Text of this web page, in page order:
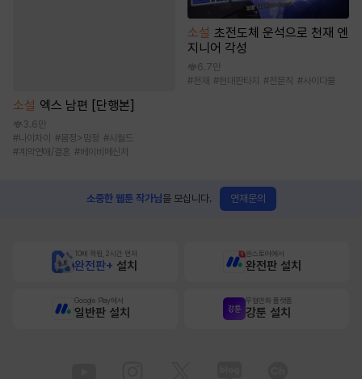
소설 엑스 남편 [단행본]
3.6만
#나이차이 #몸정>맘정 #시월드
# 계약연애/결혼 #베이비메신저
소설 초전도체 운석으로 천재 엔
지니어 각성
6.7만
#천재 #현대판타지 #전문직 #사이다물
소중한 웹툰 작가님을 모십니다. 연재문의
10배 적립, 2시간 먼저
완전판+ 설치
원스토어에서
완전판 설치
Google Play에서
일반판 설치
무협만화 플랫폼
강툰 설치